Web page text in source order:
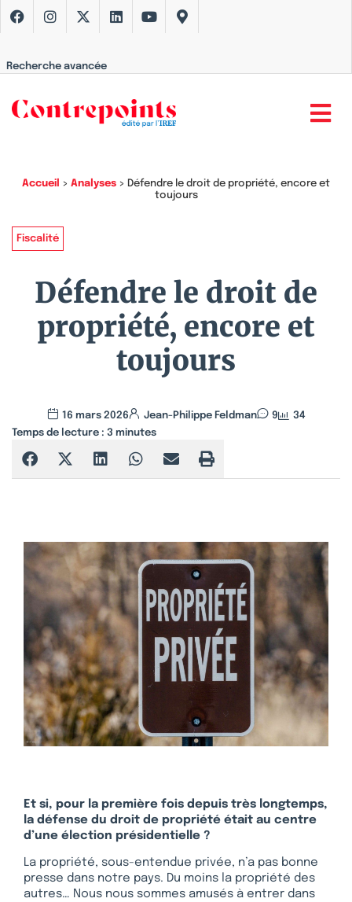
Recherche avancée
Accueil > Analyses > Défendre le droit de propriété, encore et
toujours
Fiscalité
Défendre le droit de
propriété, encore et
toujours
16 mars 2026 Jean-Philippe Feldman 9
34
Temps de lecture : 3 minutes
Et si, pour la première fois depuis très longtemps,
la défense du droit de propriété était au centre
d’une élection présidentielle ?
La propriété, sous-entendue privée, n’a pas bonne
presse dans notre pays. Du moins la propriété des
autres… Nous nous sommes amusés à entrer dans